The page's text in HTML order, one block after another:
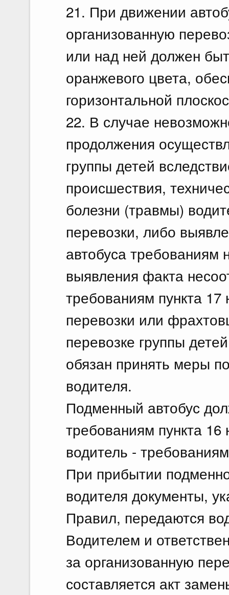
21. При движении
организованную
или над ней должен
оранжевого цвета,
горизонтальной
22. В случае
продолжения
группы детей
происшествия,
болезни (травмы)
перевозки, либо
автобуса
выявления факта
требованиям пункта
перевозки или
перевозке группы
обязан принять меры
водителя.
Подменный автобус
требованиям пункта
водитель -
При прибытии
водителя документы,
Правил, передаются
Водителем и
за организованную
составляется акт